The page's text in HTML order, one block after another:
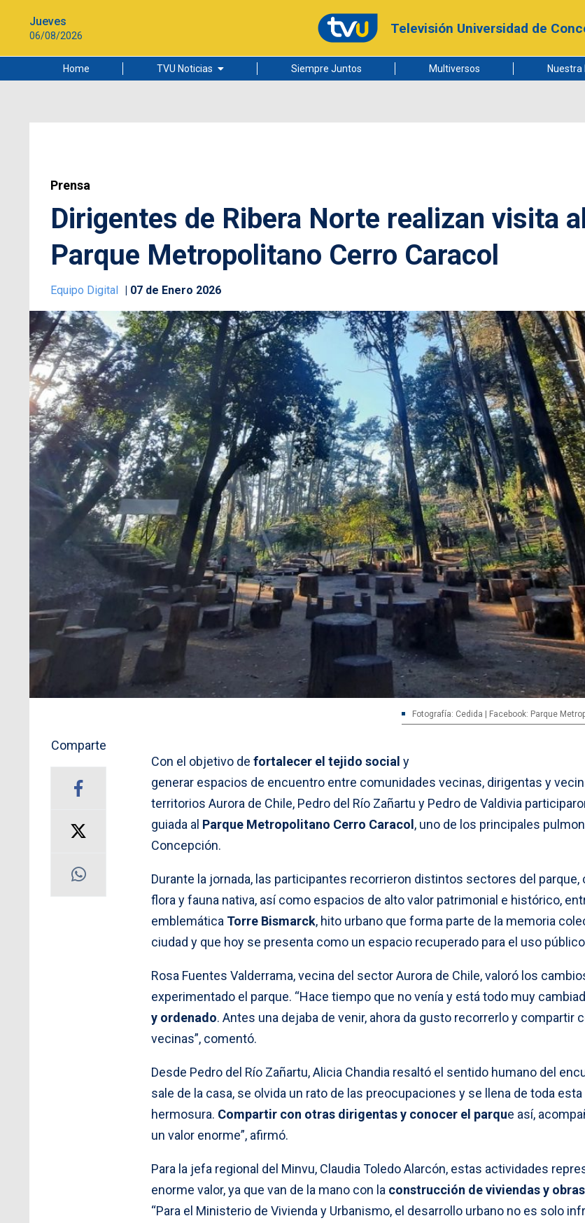
Jueves
06/08/2026 Televisión Universidad de
Home TVU Noticias
Ciudad
Siempre Juntos Multiversos Nuestra
Prensa
Dirigentes de Ribera Norte realizan visita al
Parque Metropolitano Cerro Caracol
Equipo Digital 07 de Enero 2026
Fotografía: Cedida | Facebook: Parque
Comparte
Con el objetivo de fortalecer el tejido social y
generar espacios de encuentro entre comunidades vecinas, dirigentas y
territorios Aurora de Chile, Pedro del Río Zañartu y Pedro de Valdivia
guiada al Parque Metropolitano Cerro Caracol , uno de los principales
Concepción.
Durante la jornada, las participantes recorrieron distintos sectores del parque,
flora y fauna nativa, así como espacios de alto valor patrimonial e histórico,
emblemática Torre Bismarck, hito urbano que forma parte de la memoria
ciudad y que hoy se presenta como un espacio recuperado para el uso
Rosa Fuentes Valderrama, vecina del sector Aurora de Chile, valoró los
experimentado el parque. “Hace tiempo que no venía y está todo muy
y ordenado. Antes una dejaba de venir, ahora da gusto recorrerlo y compartir
vecinas”, comentó.
Desde Pedro del Río Zañartu, Alicia Chandia resaltó el sentido humano del
sale de la casa, se olvida un rato de las preocupaciones y se llena de toda esta
hermosura. Compartir con otras dirigentas y conocer el parque así,
un valor enorme”, afirmó.
Para la jefa regional del Minvu, Claudia Toledo Alarcón, estas actividades
enorme valor, ya que van de la mano con la construcción de viviendas y
“Para el Ministerio de Vivienda y Urbanismo, el desarrollo urbano no es solo